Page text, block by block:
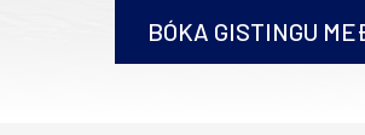
BÓKA GISTINGU